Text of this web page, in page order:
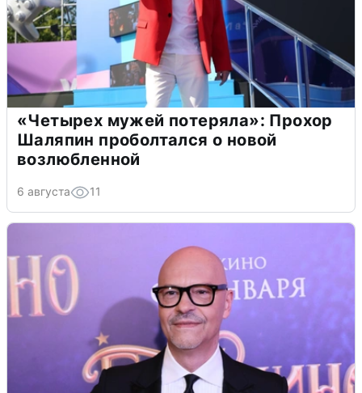
«Четырех мужей потеряла»: Прохор
Шаляпин проболтался о новой
возлюбленной
6 августа 11